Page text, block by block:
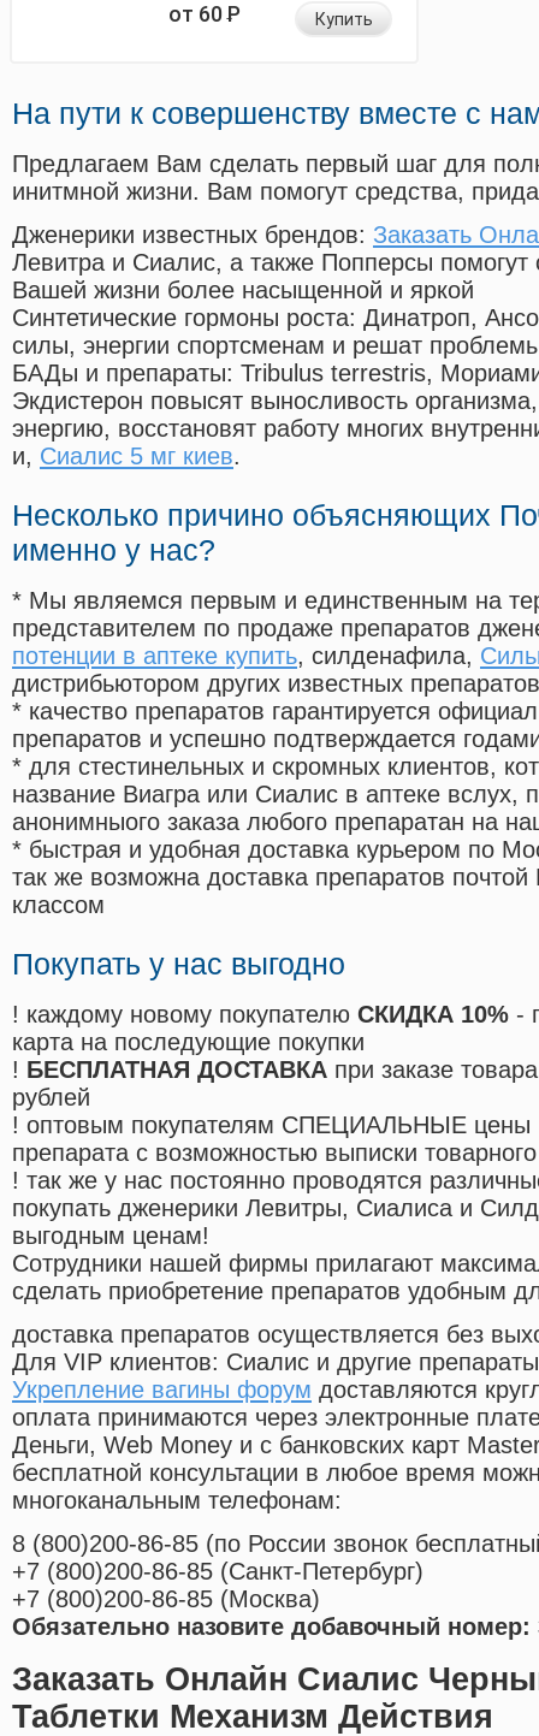
от 60Р Купить
На пути к совершенству вместе с
Предлагаем Вам сделать первый шаг для
инитмной жизни. Вам помогут средства,
Дженерики известных брендов: Заказать
Левитра и Сиалис, а также Попперсы помогут
Вашей жизни более насыщенной и яркой
Синтетические гормоны роста: Динатроп,
силы, энергии спортсменам и решат
БАДы и препараты: Tribulus terrestris,
Экдистерон повысят выносливость
энергию, восстановят работу многих
и, Сиалис 5 мг киев.
Несколько причино объясняющих
именно у нас?
* Мы являемся первым и единственным на
представителем по продаже препаратов
потенции в аптеке купить, силденафила,
дистрибьютором других известных препаратов
* качество препаратов гарантируется
препаратов и успешно подтверждается
* для стестинельных и скромных клиентов,
название Виагра или Сиалис в аптеке вслух,
анонимныого заказа любого препаратан на
* быстрая и удобная доставка курьером по
так же возможна доставка препаратов
классом
Покупать у нас выгодно
! каждому новому покупателю СКИДКА 10% -
карта на последующие покупки
! БЕСПЛАТНАЯ ДОСТАВКА при заказе
рублей
! оптовым покупателям СПЕЦИАЛЬНЫЕ цены
препарата с возможностью выписки
! так же у нас постоянно проводятся
покупать дженерики Левитры, Сиалиса и
выгодным ценам!
Cотрудники нашей фирмы прилагают
сделать приобретение препаратов удобным
доставка препаратов осуществляется без
Для VIP клиентов: Сиалис и другие
Укрепление вагины форум доставляются
оплата принимаются через электронные
Деньги, Web Money и с банковских карт
бесплатной консультации в любое время
многоканальным телефонам:
8 (800)200-86-85 (по России звонок
+7 (800)200-86-85 (Санкт-Петербург)
+7 (800)200-86-85 (Москва)
Обязательно назовите добавочный номер:
Заказать Онлайн Сиалис
Таблетки Механизм Действия